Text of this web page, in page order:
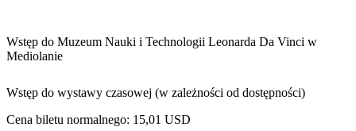
Wstęp do Muzeum Nauki i Technologii Leonarda Da Vinci w
Mediolanie
Wstęp do wystawy czasowej (w zależności od dostępności)
Cena biletu normalnego: 15,01 USD